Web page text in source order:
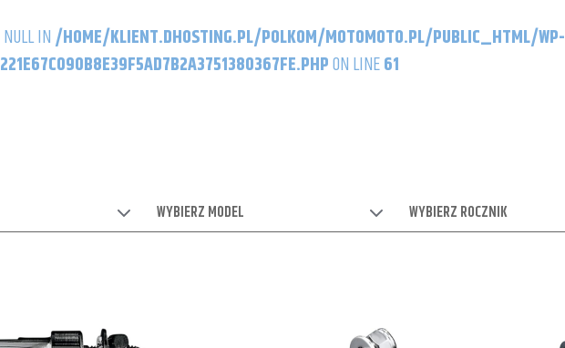
IN/HOME/KLIENT.DHOSTING.PL/POLKOM/MOTOMOTO.PL/PUBLIC_HTML/WP-
ON LINE61
WYBIERZ MODEL WYBIERZ ROCZNIK